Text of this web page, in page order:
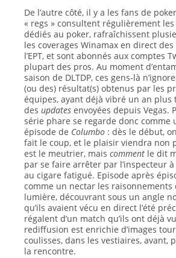
De l’autre côté, il y a les fans de
« regs » consultent régulièrement les
dédiés au poker, rafraîchissent
les coverages Winamax en direct des
l’EPT, et sont abonnés aux comptes
plupart des pros. Au moment
saison de DLTDP, ces gens-là
(ou des) résultat(s) obtenus par les
équipes, ayant déjà vibré un an plus
desupdatesenvoyées depuis Vegas.
série phare se regarde donc comme
épisode de Columbo : dès le début,
fait le coup, et le plaisir viendra non
est le meutrier, maiscomment le dit
par se faire arrêter par l’inspecteur
au cigare fatigué. Episode après
comme un nectar les
lumière, découvrant sous un angle
qu’ils avaient vécu en direct l’été
régalent d’un match qu’ils ont déjà
rediffusion est enrichie d’images
coulisses, dans les vestiaires, avant,
la rencontre.